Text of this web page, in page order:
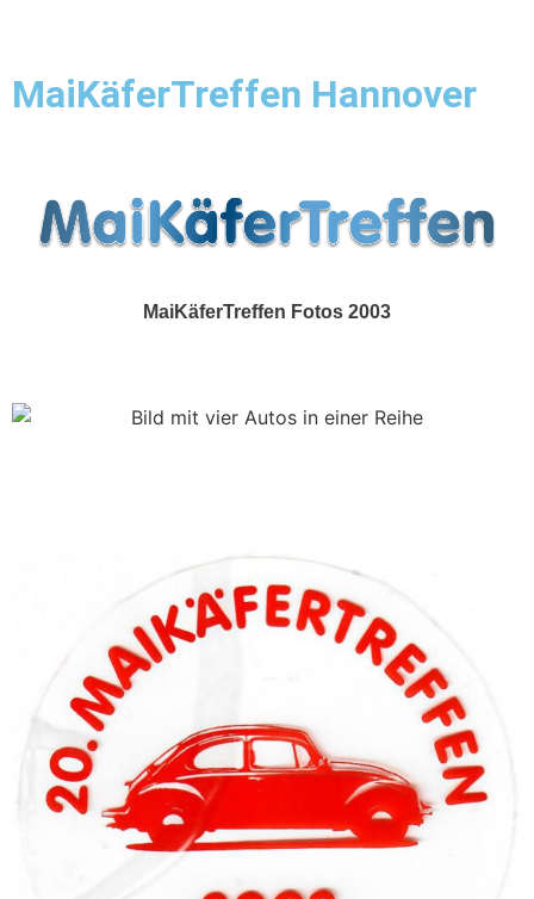
MaiKäferTreffen Hannover
MaiKäferTreffen Fotos 2003